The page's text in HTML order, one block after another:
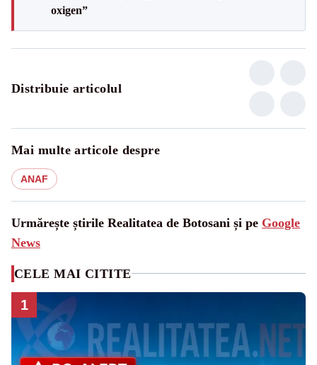
oxigen”
Distribuie articolul
Mai multe articole despre
ANAF
Urmărește știrile Realitatea de Botosani și pe Google
News
CELE MAI CITITE
1